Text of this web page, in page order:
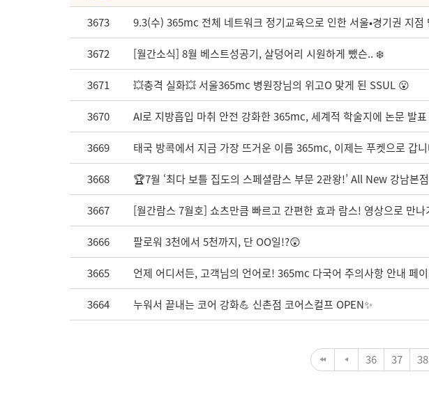
3673 9.3(수) 365mc 전체 네트워크 정기교육으로 인한 서울•경기권 지점
3672 [월간소식] 8월 베스트성공기, 살덩어리 시원하게 뺐슨.. ❄️
3671 💥충격 실화💥 서울365mc 병원장님의 위고O 맞게 된 SSUL 😮
3670 AI로 지방흡입 마취 안전 강화한 365mc, 세계적 학술지에 논문 발표
3669 태국 방콕에서 지금 가장 뜨거운 이름 365mc, 이제는 푸켓으로 갑
3668 🏆7월 ‘최다 보틀 집도의 스페셜람스 부문 2관왕!’ All New 강남본
3667 [월간람스 7월호] 쇼츠만큼 빠르고 간편한 효과 람스! 영상으로 만나
3666 팔로워 3천에서 5천까지, 단 OO일!?😲
3665 언제 어디서든, 고객님의 언어로! 365mc 다국어 주의사항 안내 페
3664 누워서 끝내는 코어 강화💪 신촌점 코어스컬프 OPEN✨
36 37 38